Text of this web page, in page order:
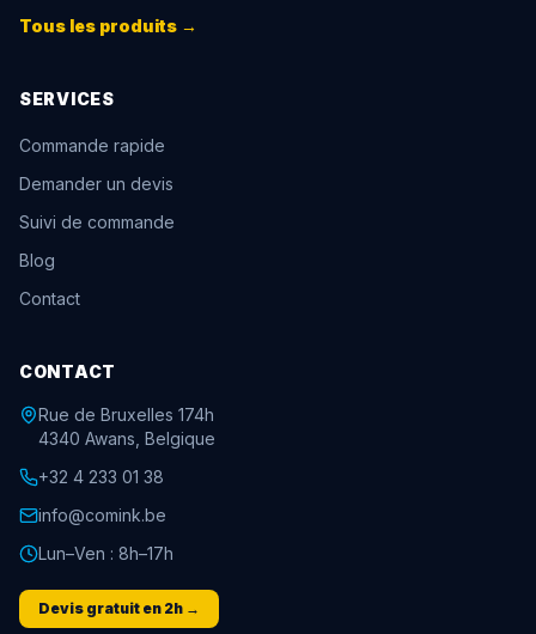
Tous les produits →
SERVICES
Commande rapide
Demander un devis
Suivi de commande
Blog
Contact
CONTACT
Rue de Bruxelles 174h
4340 Awans, Belgique
+32 4 233 01 38
info@comink.be
Lun–Ven : 8h–17h
Devis gratuit en 2h →